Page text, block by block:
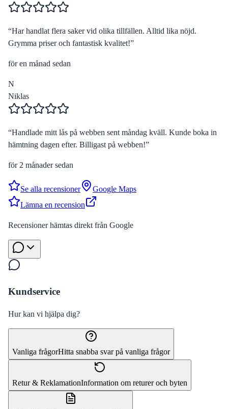
“Har handlat flera saker vid olika tillfällen. Alltid lika nöjd.
Grymma priser och fantastisk kvalitet!”
för en månad sedan
N
Niklas
“Handlade mitt lås på webben sent måndag kväll. Kunde boka in
hämtning dagen efter. Billigast på webben!”
för 2 månader sedan
Se alla recensioner
Google Maps
Lämna en recension
Recensioner hämtas direkt från Google
Kundservice
Hur kan vi hjälpa dig?
Vanliga frågorHitta snabba svar på vanliga frågor
Retur & ReklamationInformation om returer och byten